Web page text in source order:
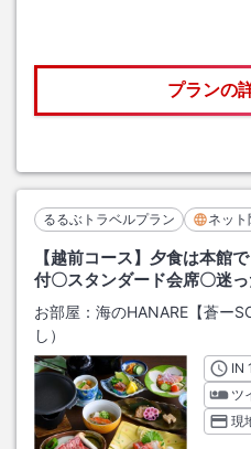
プランの
るるぶトラベルプラン ネット
【越前コース】夕食は本館
付〇スタンダード会席〇迷
お部屋： 海のHANARE【蒼ー
し）
IN
ツ
現